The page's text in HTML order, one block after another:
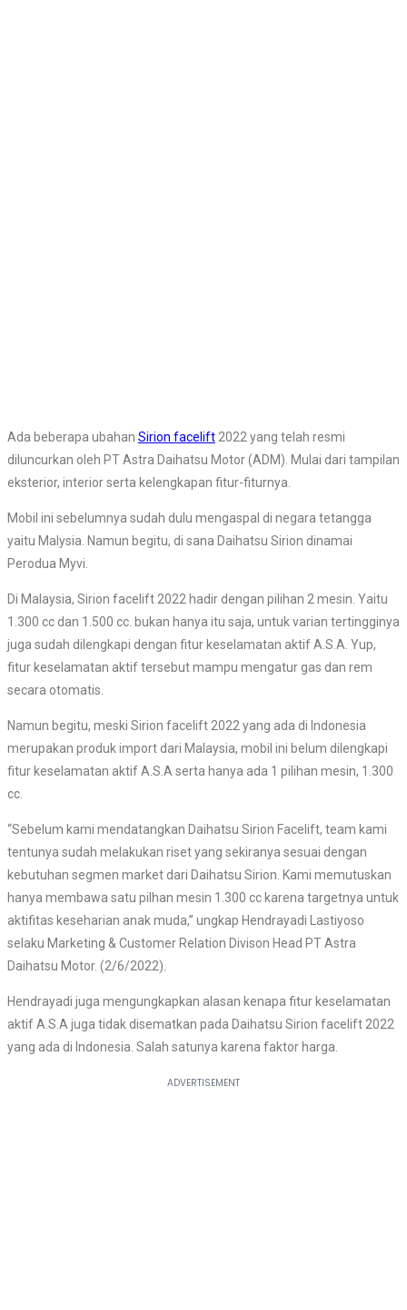
Ada beberapa ubahan Sirion facelift2022 yang telah resmi
diluncurkan oleh PT Astra Daihatsu Motor (ADM). Mulai dari tampilan
eksterior, interior serta kelengkapan fitur-fiturnya.
Mobil ini sebelumnya sudah dulu mengaspal di negara tetangga
yaitu Malysia. Namun begitu, di sana Daihatsu Sirion dinamai
Perodua Myvi.
Di Malaysia, Sirion facelift 2022 hadir dengan pilihan 2 mesin. Yaitu
1.300 cc dan 1.500 cc. bukan hanya itu saja, untuk varian tertingginya
juga sudah dilengkapi dengan fitur keselamatan aktif A.S.A. Yup,
fitur keselamatan aktif tersebut mampu mengatur gas dan rem
secara otomatis.
Namun begitu, meski Sirion facelift 2022 yang ada di Indonesia
merupakan produk import dari Malaysia, mobil ini belum dilengkapi
fitur keselamatan aktif A.S.A serta hanya ada 1 pilihan mesin, 1.300
cc.
“Sebelum kami mendatangkan Daihatsu Sirion Facelift, team kami
tentunya sudah melakukan riset yang sekiranya sesuai dengan
kebutuhan segmen market dari Daihatsu Sirion. Kami memutuskan
hanya membawa satu pilhan mesin 1.300 cc karena targetnya untuk
aktifitas keseharian anak muda,” ungkap Hendrayadi Lastiyoso
selaku Marketing & Customer Relation Divison Head PT Astra
Daihatsu Motor. (2/6/2022).
Hendrayadi juga mengungkapkan alasan kenapa fitur keselamatan
aktif A.S.A juga tidak disematkan pada Daihatsu Sirion facelift 2022
yang ada di Indonesia. Salah satunya karena faktor harga.